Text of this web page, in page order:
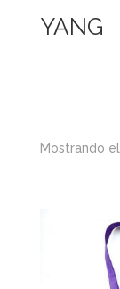
YANG
Mostrando